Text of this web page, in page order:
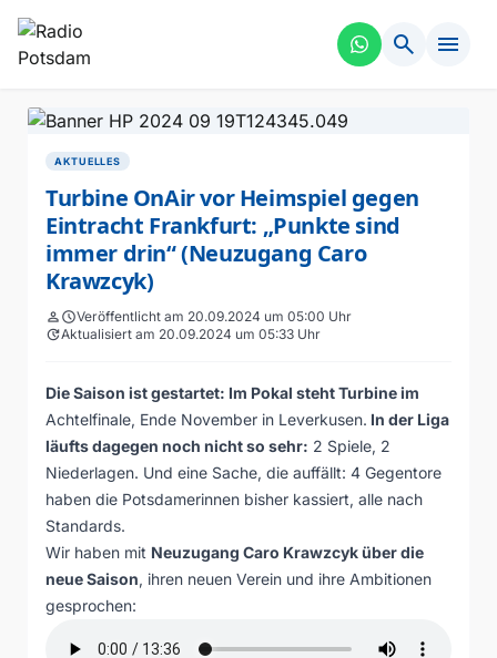
search menu
AKTUELLES
Turbine OnAir vor Heimspiel gegen
Eintracht Frankfurt: „Punkte sind
immer drin“ (Neuzugang Caro
Krawzcyk)
personscheduleVeröffentlicht am 20.09.2024 um 05:00 Uhr
updateAktualisiert am 20.09.2024 um 05:33 Uhr
Die Saison ist gestartet: Im Pokal steht Turbine im
Achtelfinale, Ende November in Leverkusen. In der Liga
läufts dagegen noch nicht so sehr: 2 Spiele, 2
Niederlagen. Und eine Sache, die auffällt: 4 Gegentore
haben die Potsdamerinnen bisher kassiert, alle nach
Standards.
Wir haben mit Neuzugang Caro Krawzcyk über die
neue Saison, ihren neuen Verein und ihre Ambitionen
gesprochen: